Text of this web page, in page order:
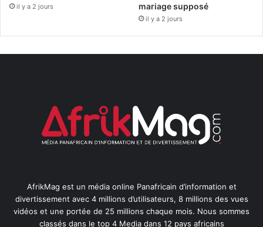
il y a 2 jours
mariage supposé
il y a 2 jours
AfrikMag est un média online Panafricain d’information et
divertissement avec 4 millions d’utilisateurs, 8 millions des vues
vidéos et une portée de 25 millions chaque mois. Nous sommes
classés dans le top 4 Media dans 12 pays africains